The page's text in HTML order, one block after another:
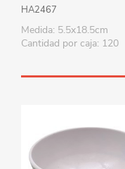
salsas, en bolsa
HA2467
Medida: 5.5x18.5cm
Cantidad por caja: 120